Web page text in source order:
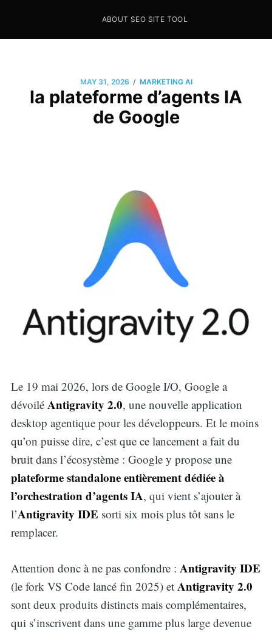
Seo Sites Tool
ABOUT SEO SITE TOOL
MAY 31, 2026 / MARKETING AI
la plateforme d’agents IA
de Google
Le 19 mai 2026, lors de Google I/O, Google a
dévoilé Antigravity 2.0, une nouvelle application
desktop agentique pour les développeurs. Et le moins
qu’on puisse dire, c’est que ce lancement a fait du
bruit dans l’écosystème : Google y propose une
plateforme standalone entièrement dédiée à
l’orchestration d’agents IA, qui vient s’ajouter à
l’Antigravity IDE sorti six mois plus tôt sans le
remplacer.
Attention donc à ne pas confondre : Antigravity IDE
(le fork VS Code lancé fin 2025) et Antigravity 2.0
sont deux produits distincts mais complémentaires,
qui s’inscrivent dans une gamme plus large devenue